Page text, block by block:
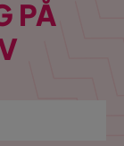
PÅ